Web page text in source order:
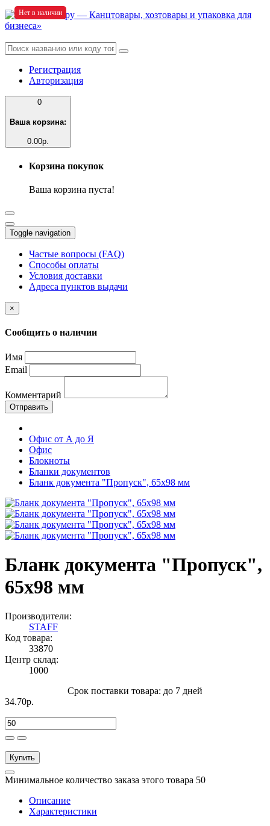
Регистрация
Авторизация
0
Ваша корзина:
0.00р.
Корзина покупок
Ваша корзина пуста!
Toggle navigation
Частые вопросы (FAQ)
Способы оплаты
Условия доставки
Адреса пунктов выдачи
×
Сообщить о наличии
Имя
Email
Комментарий
Отправить
Офис от А до Я
Офис
Блокноты
Бланки документов
Бланк документа "Пропуск", 65х98 мм
Бланк документа "Пропуск",
65х98 мм
Производители:
STAFF
Код товара:
33870
Центр склад:
1000
Срок поставки товара: до 7 дней
34.70р.
Купить
Минимальное количество заказа этого товара 50
Описание
Характеристики
Нет в наличии